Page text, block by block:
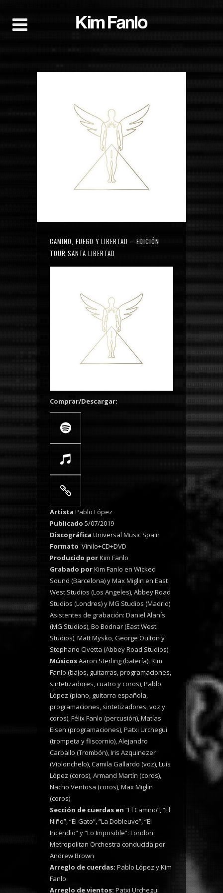
CAMINO, FUEGO Y LIBERTAD – EDICIÓN
TOUR SANTA LIBERTAD
Comprar/Descargar:
Artista Pablo López
Publicado 5/07/2019
Discográfica Universal Music Spain
Formato Vinilo+CD+DVD
Producido porKim Fanlo
Grabado porKim Fanlo en Wicked
Sound (Barcelona) y Max Miglin en East
West Studios (Los Angeles), Abbey Road
Studios (Londres) y MG Studios (Madrid)
Asistentes de grabación: Daniel Alanís
(MG Studios), Bo Bodnar (East West
Studios), Matt Mysko, George Oulton y
Stephano Civetta (Abbey Road Studios)
MúsicosAaron Sterling (batería), Kim
Fanlo (bajos, guitarras, programaciones,
sintetizadores, cuatro y coros), Pablo
López (piano, guitarra española,
programaciones, sintetizadores, voz y
coros),Félix Fanlo (percusión), Matías
Eisen (programaciones), Patxi Urchegui
(trompeta y fliscornio), Alejandro
Carballo (Trombón), Iris Azquinezer
(Violonchelo), Camila Gallardo (voz), Luís
López (coros), Armand Martín (coros),
Nacho Ventosa (coros), Max Miglin
(coros)
Sección de cuerdas en “El Camino”, “El
Niño”, “El Gato”, “La Dobleuve”, “El
Incendio” y “Lo Imposible”: London
Metropolitan Orchestra conducida por
Andrew Brown
Arreglo de cuerdas: Pablo López y Kim
Fanlo
Arreglo de vientos: Patxi Urchegui